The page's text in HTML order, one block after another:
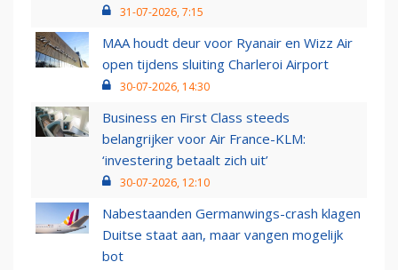
31-07-2026, 7:15
MAA houdt deur voor Ryanair en Wizz Air
open tijdens sluiting Charleroi Airport
30-07-2026, 14:30
Business en First Class steeds
belangrijker voor Air France-KLM:
‘investering betaalt zich uit’
30-07-2026, 12:10
Nabestaanden Germanwings-crash klagen
Duitse staat aan, maar vangen mogelijk
bot